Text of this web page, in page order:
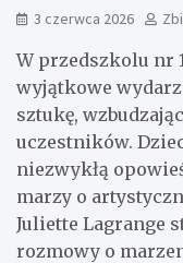
3 czerwca 2026
W przedszkolu nr
wyjątkowe
sztukę,
uczestników.
niezwykłą
marzy o
Juliette Lagrange
rozmowy o